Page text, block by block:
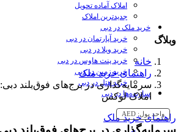
املاک آماده تحویل
جدیدترین املاک
خرید ملک در دبی
خرید آپارتمان در دبی
خرید ویلا در دبی
خرید پنت هاوس در دبی
خرید زمین در دبی
خرید هتل در دبی
سازنده‌ها در دبی
واحد پول: AED
وبلاگ
خانه
راهنمای خرید ملک
سرمایه‌گذاری در برج‌های فوق‌بلند
املاک لوکس
راهنمای خرید ملک